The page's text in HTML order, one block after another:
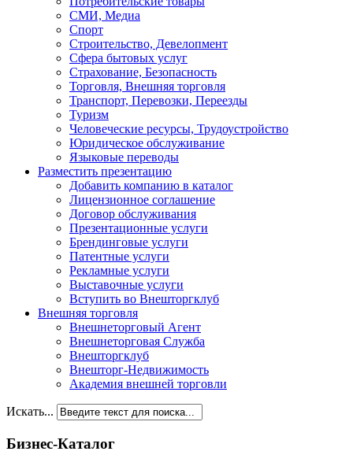
СМИ, Медиа
Спорт
Строительство, Девелопмент
Сфера бытовых услуг
Страхование, Безопасность
Торговля, Внешняя торговля
Транспорт, Перевозки, Переезды
Туризм
Человеческие ресурсы, Трудоустройство
Юридическое обслуживание
Языковые переводы
Разместить презентацию
Добавить компанию в каталог
Лицензионное соглашение
Договор обслуживания
Презентационные услуги
Брендинговые услуги
Патентные услуги
Рекламные услуги
Выставочные услуги
Вступить во Внешторгклуб
Внешняя торговля
Внешнеторговый Агент
Внешнеторговая Служба
Внешторгклуб
Внешторг-Недвижимость
Академия внешней торговли
Искать...
Бизнес-Каталог